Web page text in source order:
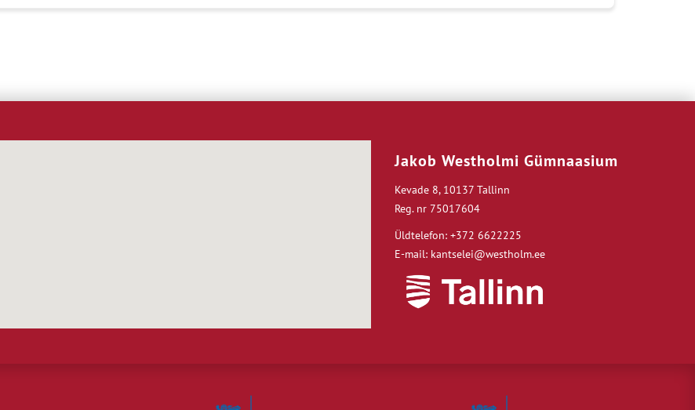
Jakob Westholmi Gümnaasium
Kevade 8, 10137 Tallinn
Reg. nr 75017604
Üldtelefon: +372 6622225
E-mail: kantselei@westholm.ee